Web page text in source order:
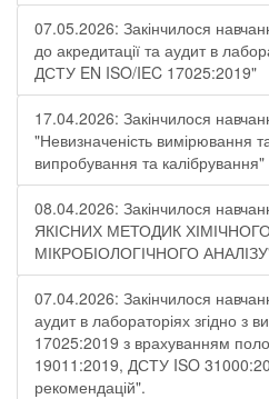
07.05.2026: Закінчилося
до акредитації та аудит в
ДСТУ EN ISO/IEC 17025:2019"
17.04.2026: Закінчилося
"Невизначеність вимірювання
випробування та калібрування"
08.04.2026: Закінчилося
ЯКІСНИХ МЕТОДИК
МІКРОБІОЛОГІЧНОГО
07.04.2026: Закінчилося
аудит в лабораторіях згідно
17025:2019 з врахуванням
19011:2019, ДСТУ ISO
рекомендацій".